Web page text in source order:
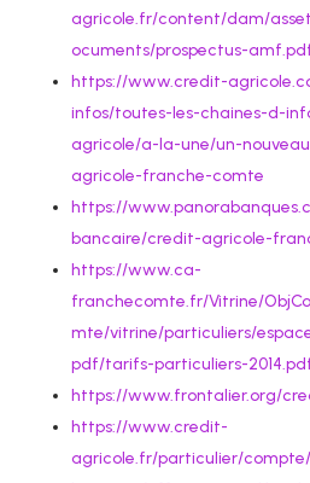
agricole.fr/content/dam/
ocuments/prospectus-
https://www.credit-
infos/toutes-les-chaines-d-
agricole/a-la-une/un-
agricole-franche-comte
https://
bancaire/credit-agricole-
https://www.ca-
franchecomte.fr/Vitrine/
mte/vitrine/particuliers/
pdf/tarifs-particuliers-
https://www.frontalier.org/
https://www.credit-
agricole.fr/particulier/